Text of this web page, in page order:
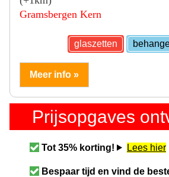
Gramsbergen Kern
glaszetten
Meer info »
Prijsopgaves
Tot 35% korting! Lees hier
Bespaar tijd en vind de